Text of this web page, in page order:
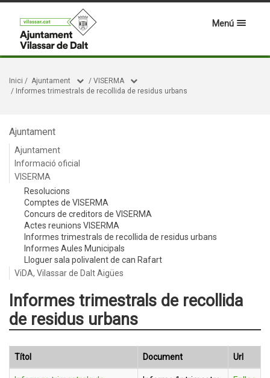
Menú
Inici / Ajuntament / VISERMA
/ Informes trimestrals de recollida de residus urbans
Ajuntament
Ajuntament
Informació oficial
VISERMA
Resolucions
Comptes de VISERMA
Concurs de creditors de VISERMA
Actes reunions VISERMA
Informes trimestrals de recollida de residus urbans
Informes Aules Municipals
Lloguer sala polivalent de can Rafart
ViDA, Vilassar de Dalt Aigües
Informes trimestrals de recollida
de residus urbans
Títol Document Url